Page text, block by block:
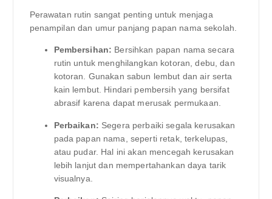
Perawatan rutin sangat penting untuk menjaga
penampilan dan umur panjang papan nama sekolah.
Pembersihan: Bersihkan papan nama secara
rutin untuk menghilangkan kotoran, debu, dan
kotoran. Gunakan sabun lembut dan air serta
kain lembut. Hindari pembersih yang bersifat
abrasif karena dapat merusak permukaan.
Perbaikan: Segera perbaiki segala kerusakan
pada papan nama, seperti retak, terkelupas,
atau pudar. Hal ini akan mencegah kerusakan
lebih lanjut dan mempertahankan daya tarik
visualnya.